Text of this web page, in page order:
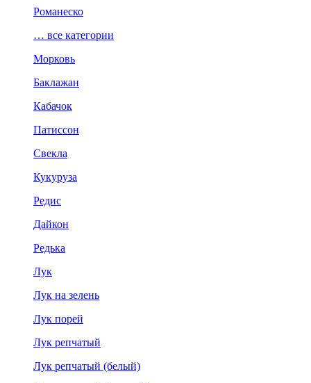
Романеско
… все категории
Морковь
Баклажан
Кабачок
Патиссон
Свекла
Кукуруза
Редис
Дайкон
Редька
Лук
Лук на зелень
Лук порей
Лук репчатый
Лук репчатый (белый)